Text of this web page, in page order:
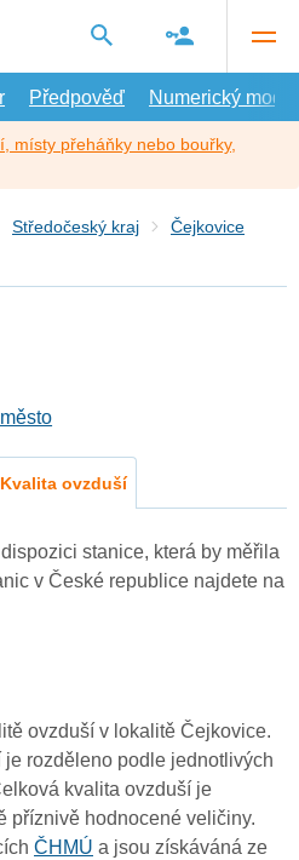
Předpověď Numerický model
místy přeháňky nebo bouřky,
Středočeský kraj
Čejkovice
Kvalita ovzduší
stanice, která by měřila
v České republice najdete na
ovzduší v lokalitě Čejkovice.
rozděleno podle jednotlivých
kvalita ovzduší je
příznivě hodnocené veličiny.
ČHMÚ a jsou získáváná ze